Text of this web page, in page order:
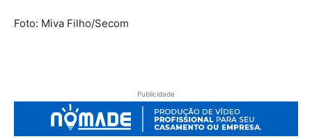
Foto: Miva Filho/Secom
Publicidade